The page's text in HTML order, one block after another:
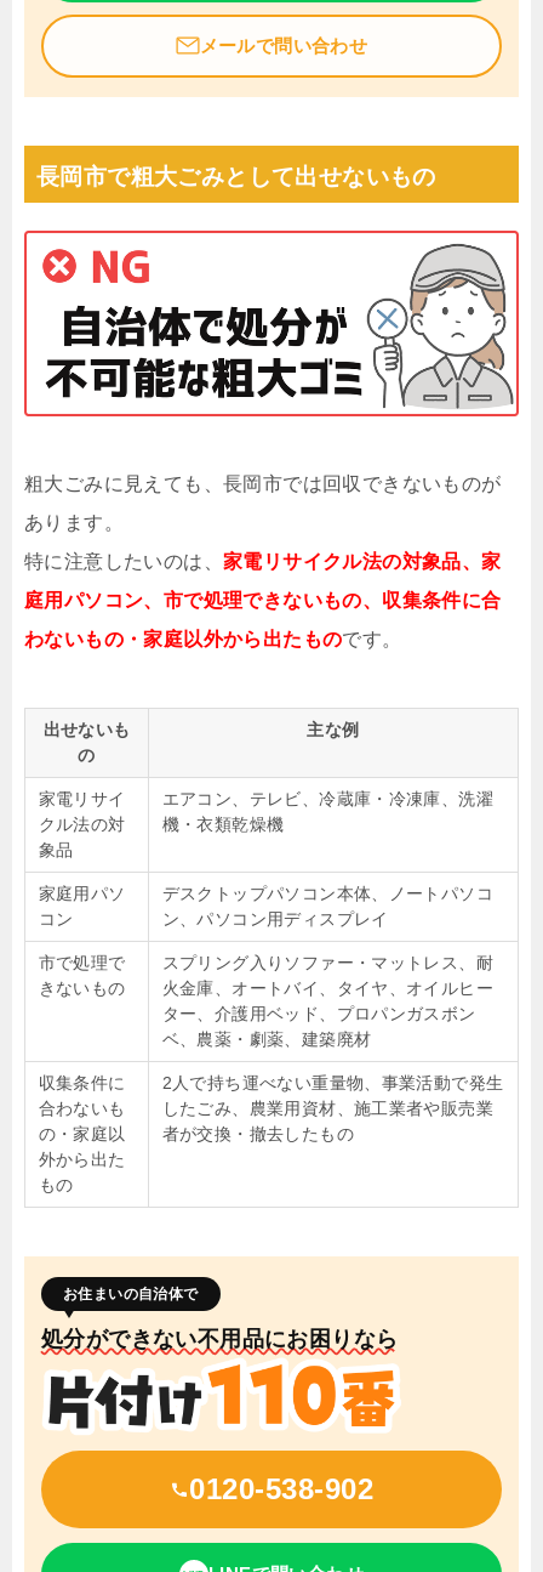
メールで問い合わせ
長岡市で粗大ごみとして出せないもの
粗大ごみに見えても、長岡市では回収できないものが
あります。
特に注意したいのは、 家電リサイクル法の対象品、家
庭用パソコン、市で処理できないもの、収集条件に合
わないもの・家庭以外から出たものです。
出せないも
の
主な例
家電リサイ
クル法の対
象品
エアコン、テレビ、冷蔵庫・冷凍庫、洗濯
機・衣類乾燥機
家庭用パソ
コン
デスクトップパソコン本体、ノートパソコ
ン、パソコン用ディスプレイ
市で処理で
きないもの
スプリング入りソファー・マットレス、耐
火金庫、オートバイ、タイヤ、オイルヒー
ター、介護用ベッド、プロパンガスボン
ベ、農薬・劇薬、建築廃材
収集条件に
合わないも
の・家庭以
外から出た
もの
2人で持ち運べない重量物、事業活動で発生
したごみ、農業用資材、施工業者や販売業
者が交換・撤去したもの
お住まいの自治体で
処分ができない不用品にお困りなら
0120-538-902